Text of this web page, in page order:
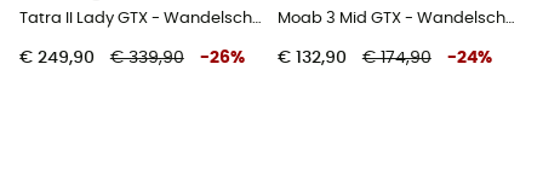
Tatra II Lady GTX - Wandelschoenen Dames
€ 249,90 € 339,90 -26%
Moab 3 Mid GTX - Wandelschoenen - Dames
€ 132,90 € 174,90 -24%